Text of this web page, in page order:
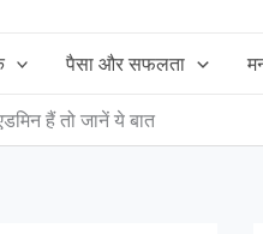
पैसा और सफलता
हैं तो जानें ये बात